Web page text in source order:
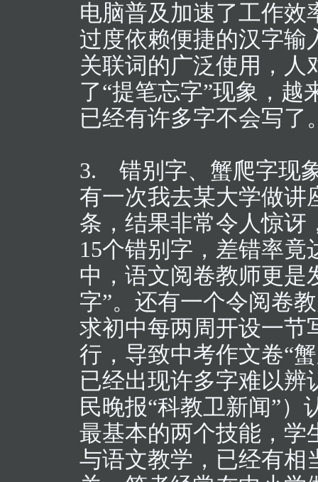
电脑普及加速了工作效
过度依赖便捷的汉字输
关联词的广泛使用，人
了“提笔忘字”现象，越
已经有许多字不会写了
3. 错别字、蟹爬字现
有一次我去某大学做讲
条，结果非常令人惊讶
15个错别字，差错率竟
中，语文阅卷教师更是
字”。还有一个令阅卷
求初中每两周开设一节
行，导致中考作文卷“
已经出现许多字难以辨
民晚报“科教卫新闻”）
最基本的两个技能，学
与语文教学，已经有相